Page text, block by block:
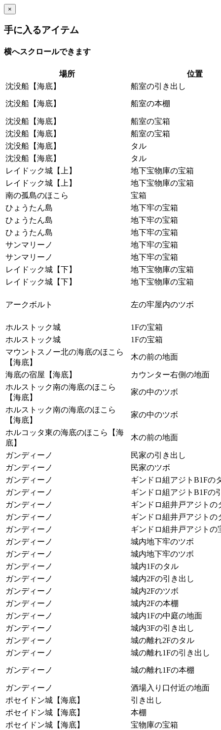
×
手に入るアイテム
横へスクロールできます
場所
位置
沈没船【海底】
船室の引き出し
沈没船【海底】 船室の本棚
沈没船【海底】
船室の宝箱
沈没船【海底】
船室の宝箱
沈没船【海底】
タル
沈没船【海底】
タル
レイドック城【上】
地下宝物庫の宝箱
レイドック城【上】
地下宝物庫の宝箱
南の孤島のほこら
宝箱
ひょうたん島
地下牢の宝箱
ひょうたん島
地下牢の宝箱
ひょうたん島
地下牢の宝箱
サンマリーノ
地下牢の宝箱
サンマリーノ
地下牢の宝箱
レイドック城【下】
地下宝物庫の宝箱
レイドック城【下】
地下宝物庫の宝箱
アークボルト 左の牢屋内のツボ
ホルストック城
1Fの宝箱
ホルストック城
1Fの宝箱
マウントスノー北の海底のほこら
【海底】
木の前の地面
海底の宿屋【海底】
カウンター右側の地面
ホルストック南の海底のほこら
【海底】
家の中のツボ
ホルストック南の海底のほこら
【海底】
家の中のツボ
ホルコッタ東の海底のほこら【海
底】
木の前の地面
ガンディーノ
民家の引き出し
ガンディーノ
民家のツボ
ガンディーノ
ギンドロ組アジトB1Fの
ガンディーノ
ギンドロ組アジトB1Fの
ガンディーノ
ギンドロ組井戸アジトの
ガンディーノ
ギンドロ組井戸アジトの
ガンディーノ
ギンドロ組井戸アジトの
ガンディーノ
城内地下牢のツボ
ガンディーノ
城内地下牢のツボ
ガンディーノ
城内1Fのタル
ガンディーノ
城内2Fの引き出し
ガンディーノ
城内2Fのツボ
ガンディーノ
城内2Fの本棚
ガンディーノ
城内1Fの中庭の地面
ガンディーノ
城内3Fの引き出し
ガンディーノ
城の離れ2Fのタル
ガンディーノ
城の離れ1Fの引き出し
ガンディーノ 城の離れ1Fの本棚
ガンディーノ
酒場入り口付近の地面
ポセイドン城【海底】
引き出し
ポセイドン城【海底】
本棚
ポセイドン城【海底】
宝物庫の宝箱